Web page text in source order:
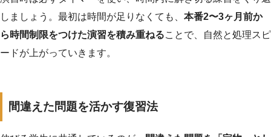
しましょう。最初は時間が足りなくても、 本番2〜3ヶ月前か
ら時間制限をつけた演習を積み重ねることで、自然と処理スピ
ードが上がっていきます。
間違えた問題を活かす復習法